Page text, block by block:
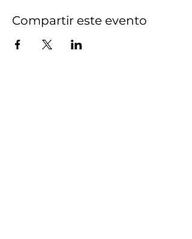
Compartir este evento